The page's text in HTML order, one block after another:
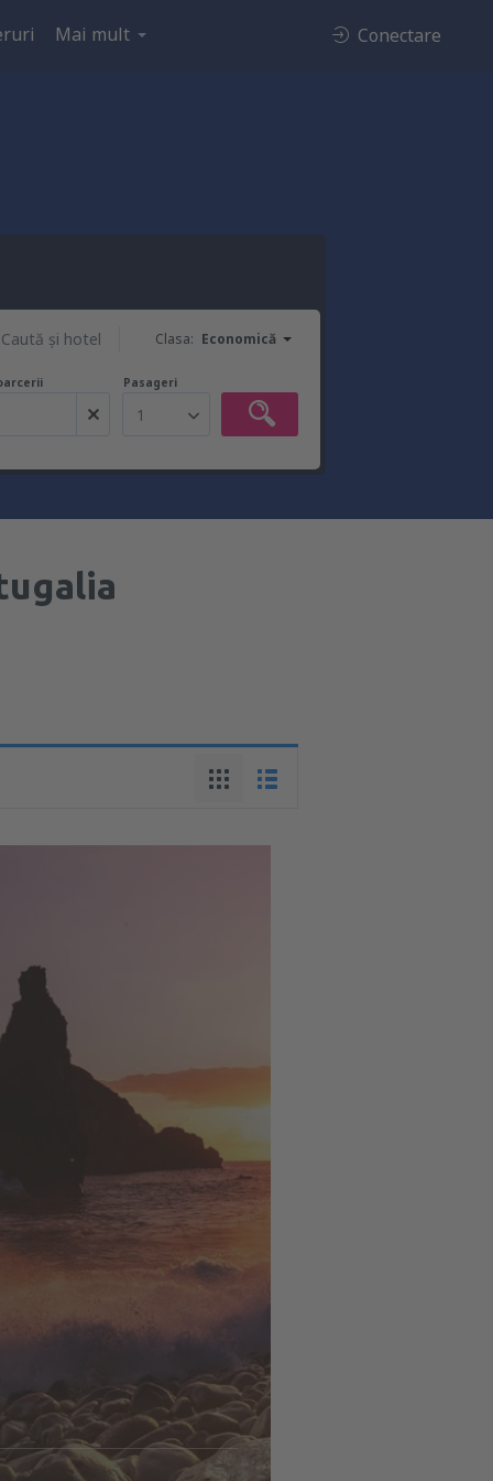
Mai mult Conectare
Clasa: Economică
Caută şi hotel
Pasageri
1